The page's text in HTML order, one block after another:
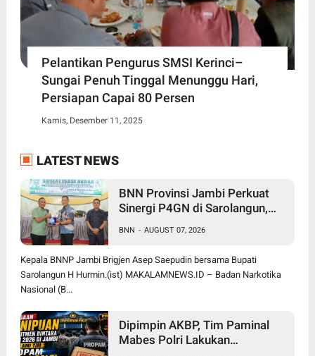
Pelantikan Pengurus SMSI Kerinci–
Sungai Penuh Tinggal Menunggu Hari,
Persiapan Capai 80 Persen
Kamis, Desember 11, 2025
LATEST NEWS
BNN Provinsi Jambi Perkuat
Sinergi P4GN di Sarolangun,
Vape Zombie
BNN - AUGUST 07, 2026
Kepala BNNP Jambi Brigjen Asep Saepudin bersama Bupati
Sarolangun H Hurmin.(ist) MAKALAMNEWS.ID – Badan Narkotika
Nasional (B...
Dipimpin AKBP, Tim Paminal
Mabes Polri Lakukan